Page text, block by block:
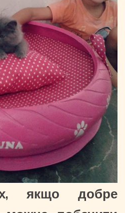
якщо добре